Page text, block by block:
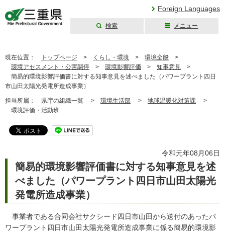
Foreign Languages
検索 メニュー
現在位置： トップページ > くらし・環境 > 環境全般 >
環境アセスメント・公害調停 > 環境影響評価 > 知事意見 >
簡易的環境影響評価書に対する知事意見を述べました（パワープラント四日
市山田太陽光発電所造成事業）
担当所属： 県庁の組織一覧 > 環境生活部 > 地球温暖化対策課 >
環境評価・活動班
令和元年08月06日
簡易的環境影響評価書に対する知事意見を述
べました（パワープラント四日市山田太陽光
発電所造成事業）
事業者である合同会社サクシード四日市山田から送付のあったパ
ワープラント四日市山田太陽光発電所造成事業に係る簡易的環境影